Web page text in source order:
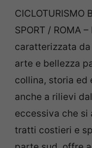
CICLOTURISMO
SPORT / ROMA
caratterizzata
arte e bellezza
collina, storia ed
anche a rilievi
eccessiva che si
tratti costieri e